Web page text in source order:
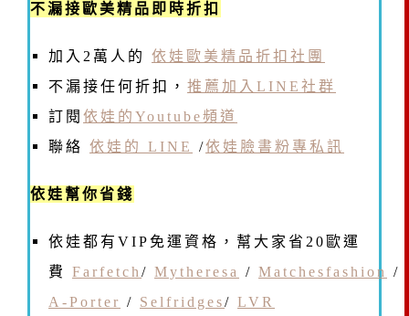
不漏接歐美精品即時折扣
加入2萬人的 依娃歐美精品折扣社團
不漏接任何折扣， 推薦加入LINE社群
訂閱 依娃的Youtube頻道
聯絡 依娃的 LINE /依娃臉書粉專私訊
依娃幫你省錢
依娃都有VIP免運資格，幫大家省20歐運
費 Farfetch / Mytheresa / Matchesfashion /
A-Porter / Selfridges/ LVR